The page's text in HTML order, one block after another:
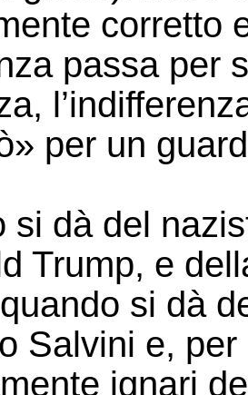
corretto
passa per
per un
si dà del
Trump, e
si dà
Salvini e,
ignari